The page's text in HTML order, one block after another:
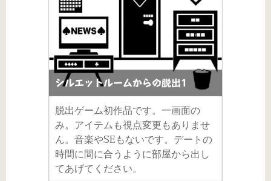
シルエットルームからの脱出1
脱出ゲーム初作品です。一画面の
み。アイテムも視点変更もありませ
ん。音楽やSEもないです。デートの
時間に間に合うように部屋から出し
てあげてください。